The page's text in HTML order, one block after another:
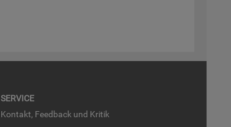
SER­VICE
Kon­takt, Feed­back und Kri­tik